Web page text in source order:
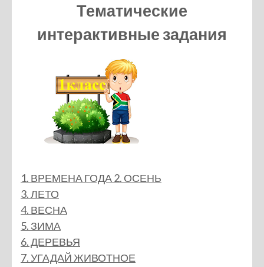
Тематические
интерактивные задания
1. ВРЕМЕНА ГОДА2. ОСЕНЬ
3. ЛЕТО
4. ВЕСНА
5. ЗИМА
6. ДЕРЕВЬЯ
7. УГАДАЙ ЖИВОТНОЕ